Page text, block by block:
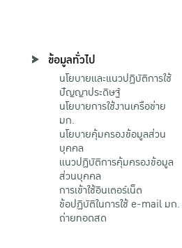
ข้อมูลทั่วไป
นโยบายและแนวปฏิบัติการใช้
ปัญญาประดิษฐ์
นโยบายการใช้งานเครือข่าย
มก.
นโยบายคุ้มครองข้อมูลส่วน
บุคคล
แนวปฏิบัติการคุ้มครองข้อมูล
ส่วนบุคคล
การเข้าใช้อินเตอร์เน็ต
ข้อปฏิบัติในการใช้ e-mail มก.
ถ่ายทอดสด